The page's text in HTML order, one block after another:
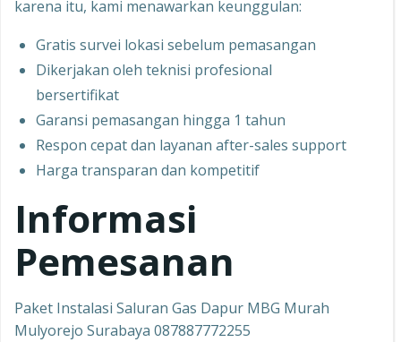
karena itu, kami menawarkan keunggulan:
Gratis survei lokasi sebelum pemasangan
Dikerjakan oleh teknisi profesional
bersertifikat
Garansi pemasangan hingga 1 tahun
Respon cepat dan layanan after-sales support
Harga transparan dan kompetitif
Informasi
Pemesanan
Paket Instalasi Saluran Gas Dapur MBG Murah
Mulyorejo Surabaya 087887772255